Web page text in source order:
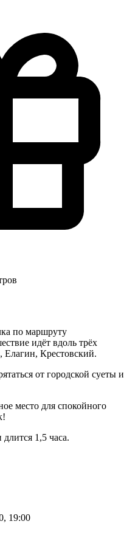
по маршруту
идёт вдоль трёх
Крестовский.
от городской суеты и
место для спокойного
1,5 часа.
19:00